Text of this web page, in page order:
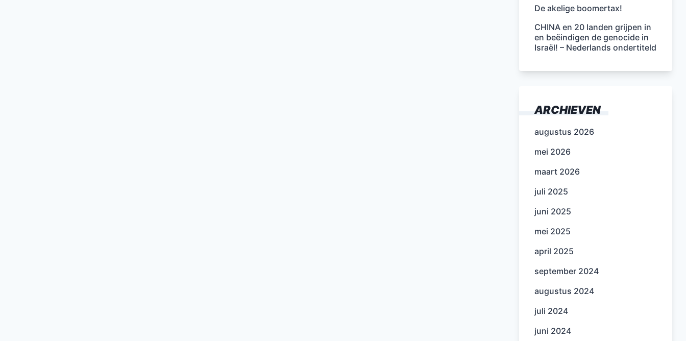
De akelige boomertax!
CHINA en 20 landen grijpen in
en beëindigen de genocide in
Israël! – Nederlands ondertiteld
ARCHIEVEN
augustus 2026
mei 2026
maart 2026
juli 2025
juni 2025
mei 2025
april 2025
september 2024
augustus 2024
juli 2024
juni 2024